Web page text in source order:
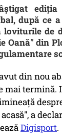
ediţia
după ce
loviturile de
Oană'' din
din nou
mai termină.
a
Digisport.